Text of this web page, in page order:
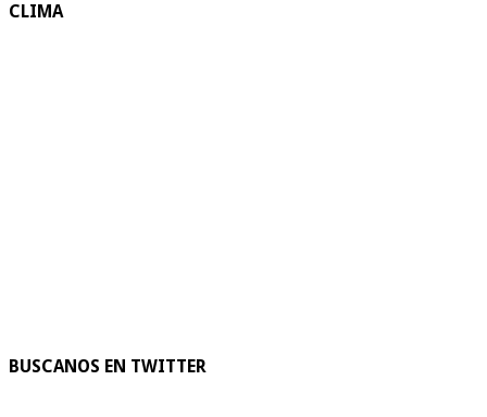
CLIMA
BUSCANOS EN TWITTER